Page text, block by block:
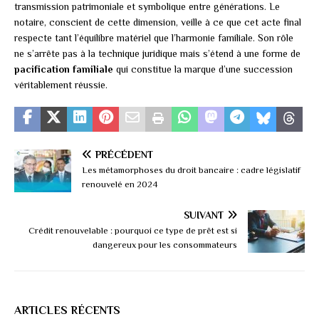
transmission patrimoniale et symbolique entre générations. Le
notaire, conscient de cette dimension, veille à ce que cet acte final
respecte tant l’équilibre matériel que l’harmonie familiale. Son rôle
ne s’arrête pas à la technique juridique mais s’étend à une forme de
pacification familiale qui constitue la marque d’une succession
véritablement réussie.
PRÉCÉDENT
Les métamorphoses du droit bancaire : cadre législatif
renouvelé en 2024
SUIVANT
Crédit renouvelable : pourquoi ce type de prêt est si
dangereux pour les consommateurs
ARTICLES RÉCENTS